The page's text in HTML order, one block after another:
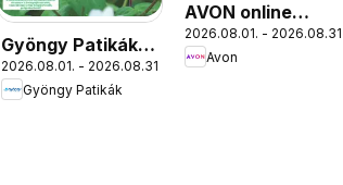
Gyöngy Patikák
akciós újság
2026.08.01. - 2026.08.31.
Gyöngy Patikák
AVON online
katalógus 2026
augusztusi
2026.08.01. - 2026.08.31.
Avon